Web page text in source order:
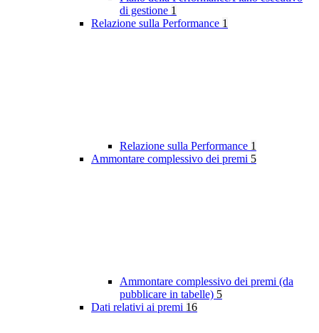
di gestione 1
Relazione sulla Performance 1
Relazione sulla Performance 1
Ammontare complessivo dei premi 5
Ammontare complessivo dei premi (da
pubblicare in tabelle) 5
Dati relativi ai premi 16